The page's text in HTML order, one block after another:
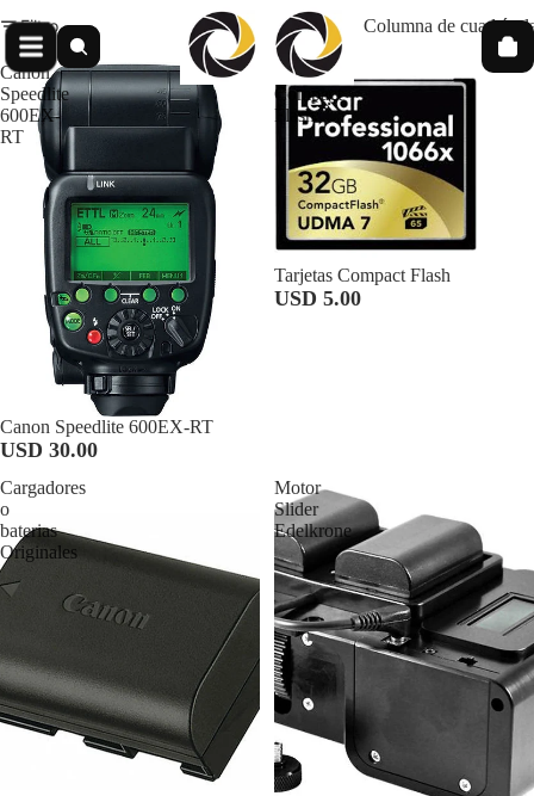
Filtro Columna de
Canon
Speedlite
600EX-
RT
Canon Speedlite 600EX-RT
USD 30.00
Tarjetas
Compact
Flash
Tarjetas Compact Flash
USD 5.00
Cargadores
o
baterias
Originales
Motor
Slider
Edelkrone